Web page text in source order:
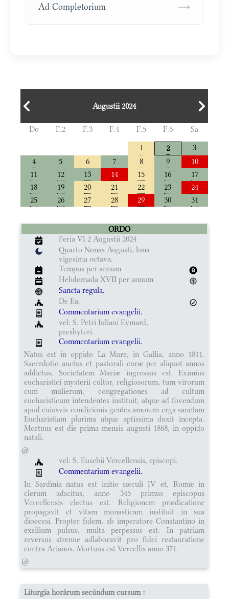
Ad Completorium →
Augustii 2024
Do F.2 F.3 F.4 F.5 F.6
Sa
1
2
3
4
5 6 7 8 9
10
11
12 13 14 15 16
17
18
19 20 21 22 23
24
25
26 27 28 29 30 31
ORDO
Feria VI 2 Augustii 2024
Quarto Nonas Augusti, luna
vigesima octava.
Tempus per annum
Hebdomada XVII per annum
Sancta regula.
De Ea.
Commentarium evangelii.
vel: S. Petri Iuliani Eymard,
presbyteri.
Commentarium evangelii.
Natus est in oppido La Mure, in Gallia, anno 1811.
Sacerdotio auctus et pastorali curæ per aliquot annos
addictus, Societatem Mariæ ingressus est. Eximius
eucharistici mysterii cultor, religiosorum, tum virorum
cum mulierum, congregationes ad cultum
eucharisticum intendentes instituit, atque ad fovendum
apud cuiusvis condicionis gentes amorem erga sanctam
Eucharistiam plurima atque aptissima duxit incepta.
Mortuus est die prima mensis augusti 1868, in oppido
natali.
@
vel: S. Eusebii Vercellensis, episcopi.
Commentarium evangelii.
In Sardinia natus est initio sæculi IV et, Romæ in
clerum adscitus, anno 345 primus episcopus
Vercellensis electus est. Religionem prædicatione
propagavit et vitam monasticam instituit in sua
dioecesi. Propter fidem, ab imperatore Constantino in
exsilium pulsus, multa perpessus est. In patriam
reversus strenue adlaboravit pro fidei restauratione
contra Arianos. Mortuus est Vercellis anno 371.
@
Liturgia horárum secúndum cursum :